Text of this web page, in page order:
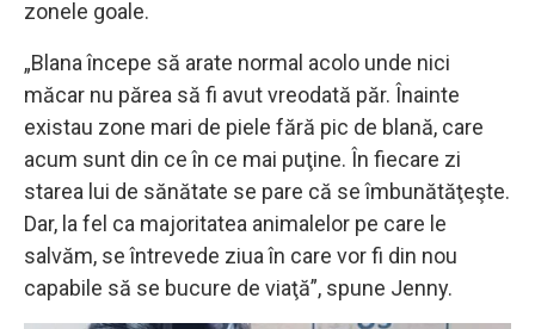
zonele goale.
„Blana începe să arate normal acolo unde nici
măcar nu părea să fi avut vreodată păr. Înainte
existau zone mari de piele fără pic de blană, care
acum sunt din ce în ce mai puţine. În fiecare zi
starea lui de sănătate se pare că se îmbunătăţeşte.
Dar, la fel ca majoritatea animalelor pe care le
salvăm, se întrevede ziua în care vor fi din nou
capabile să se bucure de viaţă”, spune Jenny.